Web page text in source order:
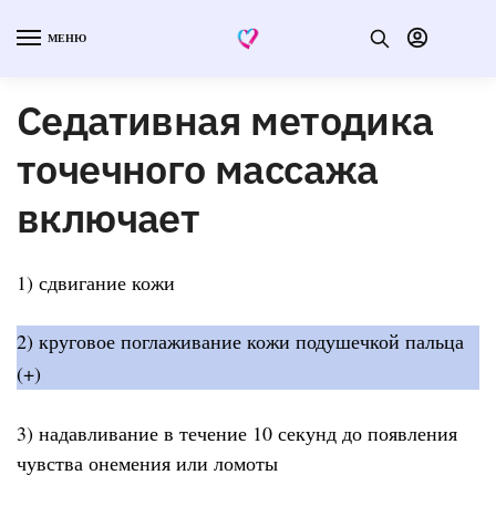
МЕНЮ
Седативная методика
точечного массажа
включает
1) сдвигание кожи
2) круговое поглаживание кожи подушечкой пальца
(+)
3) надавливание в течение 10 секунд до появления
чувства онемения или ломоты